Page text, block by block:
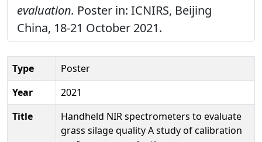
evaluation. Poster in: ICNIRS, Beijing
China, 18-21 October 2021.
Type
Poster
Year
2021
Title
Handheld NIR spectrometers to evaluate
grass silage quality A study of calibration